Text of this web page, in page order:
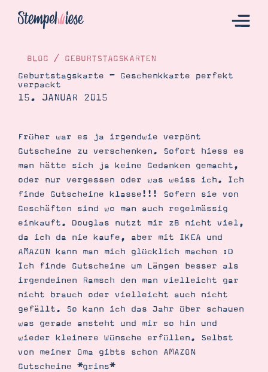
Hier Starten
Bestellen
Kontakt
Angebote
Demonstrator werden
Gutscheine
Produkte erklärt
Über mich
Über Stampin’ Up!
BLOG / GEBURTSTAGSKARTEN
Geburtstagskarte – Geschenkkarte perfekt
verpackt
15. JANUAR 2015
Früher war es ja irgendwie verpönt
Gutscheine zu verschenken. Sofort hiess es
man hätte sich ja keine Gedanken gemacht,
oder nur vergessen oder was weiss ich. Ich
finde Gutscheine klasse!!! Sofern sie von
Geschäften sind wo man auch regelmässig
einkauft. Douglas nutzt mir zB nicht viel,
da ich da nie kaufe, aber mit IKEA und
AMAZON kann man mich glücklich machen :D
Ich finde Gutscheine um Längen besser als
irgendeinen Ramsch den man vielleicht gar
nicht brauch oder vielleicht auch nicht
gefällt. So kann ich das Jahr über schauen
was gerade ansteht und mir so hin und
wieder kleinere Wünsche erfüllen. Selbst
von meiner Oma gibts schon AMAZON
Gutscheine *grins*